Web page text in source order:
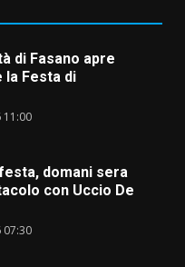
di Fasano apre
la Festa di
domani sera
con Uccio De